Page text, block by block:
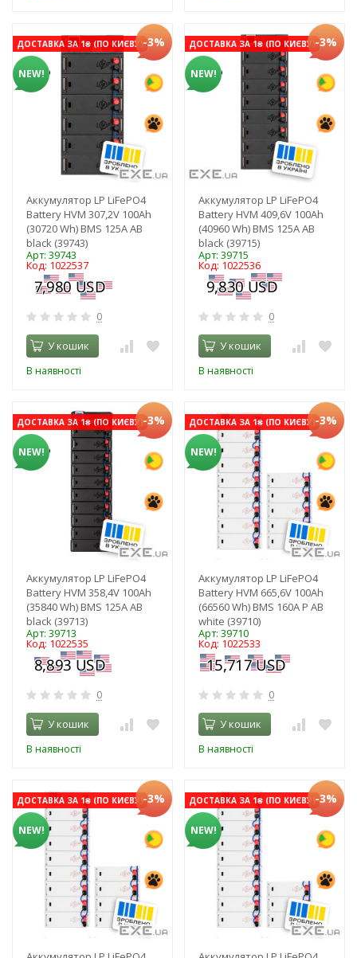
ДОСТАВКА ЗА 1₴ (ПО КИЄВУ)
NEW!
-3%
Аккумулятор LP LiFePO4
Battery HVM 307,2V 100Ah
(30720 Wh) BMS 125А AB
black (39743)
Арт: 39743
Код: 1022537
0
У кошик
В наявності
ДОСТАВКА ЗА 1₴ (ПО КИЄВУ)
NEW!
-3%
Аккумулятор LP LiFePO4
Battery HVM 409,6V 100Ah
(40960 Wh) BMS 125А AB
black (39715)
Арт: 39715
Код: 1022536
0
У кошик
В наявності
ДОСТАВКА ЗА 1₴ (ПО КИЄВУ)
NEW!
-3%
Аккумулятор LP LiFePO4
Battery HVM 358,4V 100Ah
(35840 Wh) BMS 125А AB
black (39713)
Арт: 39713
Код: 1022535
0
У кошик
В наявності
ДОСТАВКА ЗА 1₴ (ПО КИЄВУ)
NEW!
-3%
Аккумулятор LP LiFePO4
Battery HVM 665,6V 100Ah
(66560 Wh) BMS 160А P AB
white (39710)
Арт: 39710
Код: 1022533
0
У кошик
В наявності
ДОСТАВКА ЗА 1₴ (ПО КИЄВУ)
NEW!
-3% ДОСТАВКА ЗА 1₴ (ПО КИЄВУ)
NEW!
-3%